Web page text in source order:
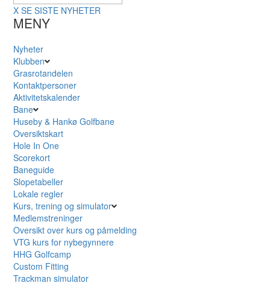
X SE SISTE NYHETER
MENY
Nyheter
Klubben
Grasrotandelen
Kontaktpersoner
Aktivitetskalender
Bane
Huseby & Hankø Golfbane
Oversiktskart
Hole In One
Scorekort
Baneguide
Slopetabeller
Lokale regler
Kurs, trening og simulator
Medlemstreninger
Oversikt over kurs og påmelding
VTG kurs for nybegynnere
HHG Golfcamp
Custom Fitting
Trackman simulator